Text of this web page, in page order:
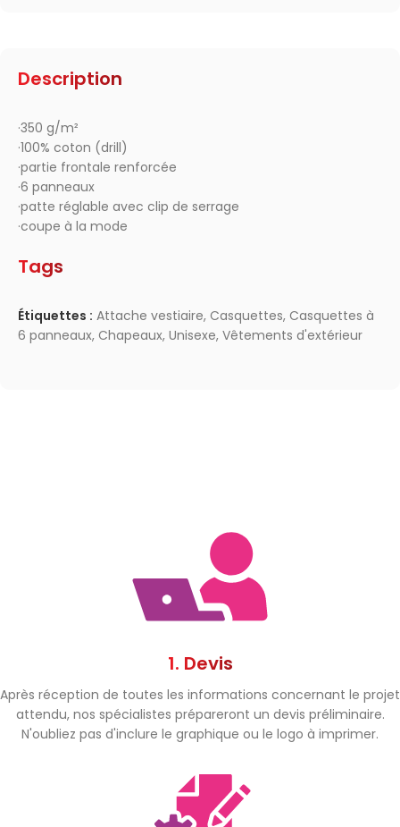
Description
·350 g/m²
·100% coton (drill)
·partie frontale renforcée
·6 panneaux
·patte réglable avec clip de serrage
·coupe à la mode
Tags
Étiquettes : Attache vestiaire, Casquettes, Casquettes à
6 panneaux, Chapeaux, Unisexe, Vêtements d'extérieur
1. Devis
Après réception de toutes les informations concernant le projet
attendu, nos spécialistes prépareront un devis préliminaire.
N'oubliez pas d'inclure le graphique ou le logo à imprimer.